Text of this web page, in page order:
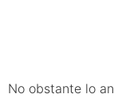
No obstante lo